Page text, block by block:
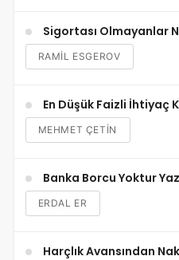
Sigortası Olmayanlar
RAMIL ESGEROV
En Düşük Faizli İhtiyaç
MEHMET ÇETİN
Banka Borcu Yoktur
ERDAL ER
Harçlık Avansından